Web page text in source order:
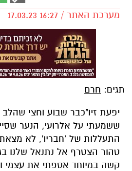
מערכת האתר / 16:27 17.03.23
תגים: חרם
יפעת זיו"כבר שבוע וחצי
ששמעתי על אלרועי, הנער
התעללות של 'חבריו', לא
טהור הצטרף אל נתנאל שלנו
קשה במיוחד אספתי את עצמי